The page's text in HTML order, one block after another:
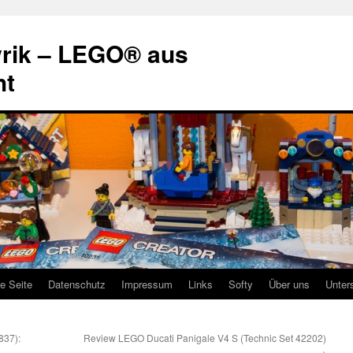
– LEGO® aus
Seite Datenschutz Impressum Links Softy Über uns
Review LEGO Ducati Panigale V4 S (Technic Set 42202)